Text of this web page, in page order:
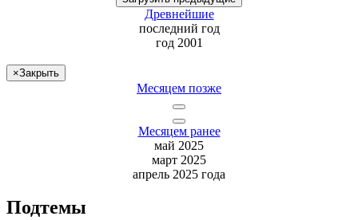
Древнейшие
последний год
год 2001
×Закрыть
Месяцем позже
Месяцем ранее
май 2025
март 2025
апрель 2025 года
Подтемы